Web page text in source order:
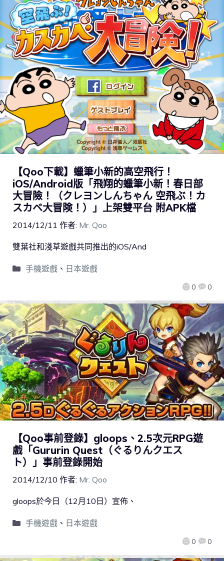
【Qoo下載】蠟筆小新的高空飛行！
iOS/Android版「飛翔的蠟筆小新！春日部
大冒險！（クレヨンしんちゃん 空飛ぶ！カ
スカベ大冒険！）」上架雙平台 附APK檔
2014/12/11 作者: Mr. Qoo
0 0
雙葉社和淺草遊戲共同推出的iOS/And
手機遊戲、 日本遊戲
【Qoo事前登錄】gloops、2.5次元RPG遊
戲「Gururin Quest（ぐるりんクエス
ト）」事前登錄開始
2014/12/10 作者: Mr. Qoo
0 0
gloops於今日（12月10日）宣佈、
手機遊戲、 日本遊戲